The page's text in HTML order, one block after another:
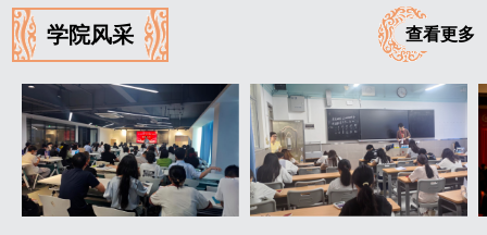
学院风采 查看更多